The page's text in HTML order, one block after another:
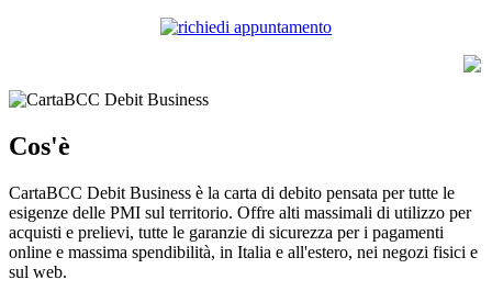
Cos'è
CartaBCC Debit Business è la carta di debito pensata per tutte le
esigenze delle PMI sul territorio. Offre alti massimali di utilizzo per
acquisti e prelievi, tutte le garanzie di sicurezza per i pagamenti
online e massima spendibilità, in Italia e all'estero, nei negozi fisici e
sul web.